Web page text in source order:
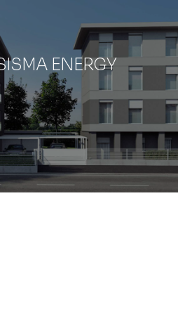
ENERGY